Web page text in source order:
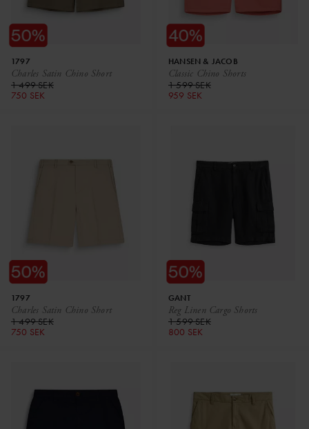
Charles Satin Chino Short
1797
1 499 SEK
750 SEK
Classic Chino Shorts
HANSEN & JACOB
1 599 SEK
959 SEK
Charles Satin Chino Short
1797
1 499 SEK
750 SEK
Reg Linen Cargo Shorts
GANT
1 599 SEK
800 SEK